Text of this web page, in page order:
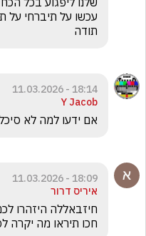
תודה
18:14 - 11.03.2026
Y Jacob
אם ידעו למה לא
18:09 - 11.03.2026
איריס דרור
חכו תיראו מה יקרה